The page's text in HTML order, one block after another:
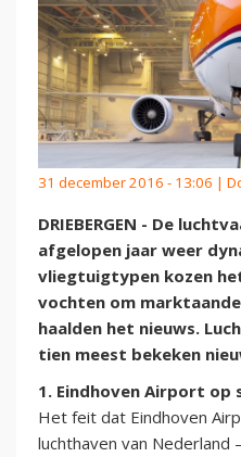
31 december 2016 - 13:06 |
DRIEBERGEN - De
afgelopen jaar weer
vliegtuigtypen kozen
vochten om
haalden het nieuws.
tien meest bekeken
1. Eindhoven Airport op
Het feit dat Eindhoven
luchthaven van Nederland –